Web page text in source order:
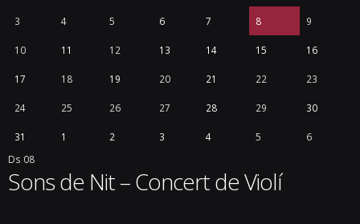
3 4 5 6 7 8 9
10 11 12 13 14 15 16
17 18 19 20 21 22 23
24 25 26 27 28 29 30
31 1 2 3 4 5
6
Ds 08
Sons de Nit – Concert de Violí